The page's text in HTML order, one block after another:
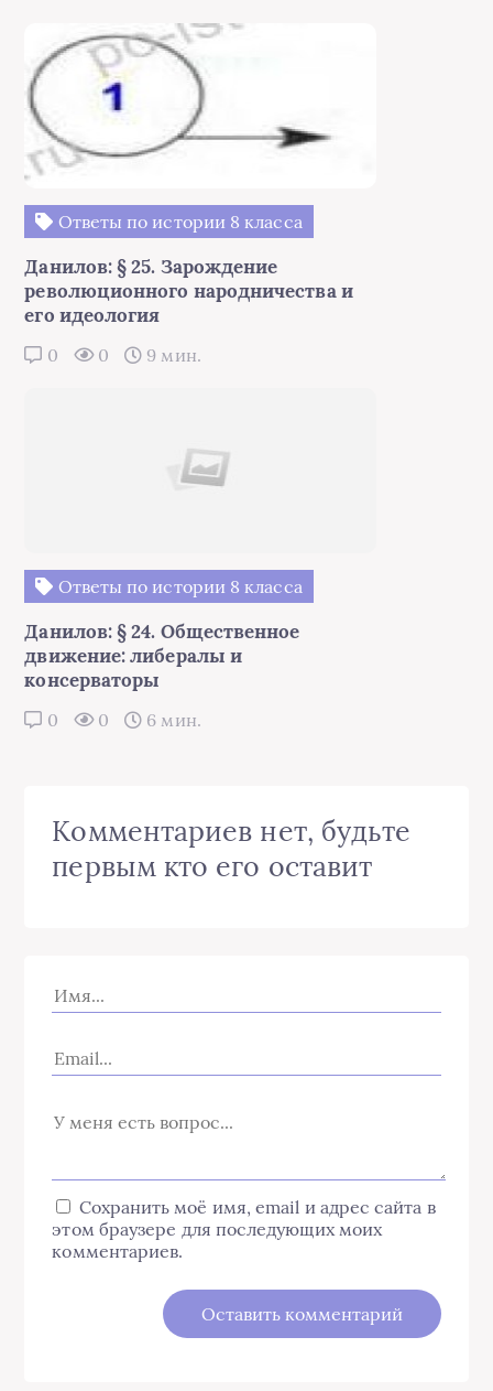
Ответы по истории 8 класса
Данилов: § 25. Зарождение
революционного народничества и
его идеология
0 0 9 мин.
Ответы по истории 8 класса
Данилов: § 24. Общественное
движение: либералы и
консерваторы
0 0 6 мин.
Комментариев нет, будьте
первым кто его оставит
Сохранить моё имя, email и адрес сайта в
этом браузере для последующих моих
комментариев.